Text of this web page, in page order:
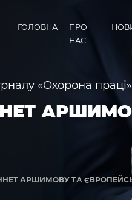
ГОЛОВНА
ПРО
НАС
«Охорона праці»
АРШИМОВУ ТА